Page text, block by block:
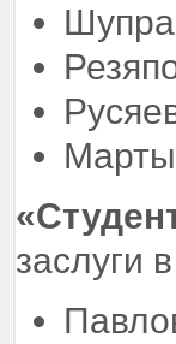
заслуги